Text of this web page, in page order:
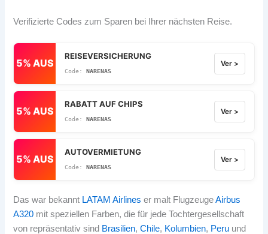
Verifizierte Codes zum Sparen bei Ihrer nächsten Reise.
5% AUS
REISEVERSICHERUNG
NARENAS
Ver >
5% AUS
RABATT AUF CHIPS
NARENAS
Ver >
5% AUS
AUTOVERMIETUNG
NARENAS
Ver >
Das war bekannt LATAM Airlines er malt FlugzeugeAirbus
A320 mit speziellen Farben, die für jede Tochtergesellschaft
von repräsentativ sind Brasilien,Chile, Kolumbien, Peru und